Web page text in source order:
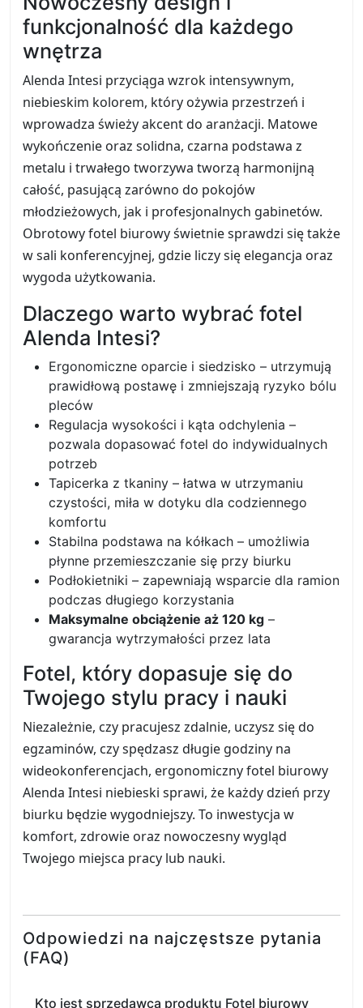
funkcjonalność dla każdego
wnętrza
Alenda Intesi przyciąga wzrok intensywnym,
niebieskim kolorem, który ożywia przestrzeń i
wprowadza świeży akcent do aranżacji. Matowe
wykończenie oraz solidna, czarna podstawa z
metalu i trwałego tworzywa tworzą harmonijną
całość, pasującą zarówno do pokojów
młodzieżowych, jak i profesjonalnych gabinetów.
Obrotowy fotel biurowy świetnie sprawdzi się także
w sali konferencyjnej, gdzie liczy się elegancja oraz
wygoda użytkowania.
Dlaczego warto wybrać fotel
Alenda Intesi?
Ergonomiczne oparcie i siedzisko – utrzymują
prawidłową postawę i zmniejszają ryzyko bólu
pleców
Regulacja wysokości i kąta odchylenia –
pozwala dopasować fotel do indywidualnych
potrzeb
Tapicerka z tkaniny – łatwa w utrzymaniu
czystości, miła w dotyku dla codziennego
komfortu
Stabilna podstawa na kółkach – umożliwia
płynne przemieszczanie się przy biurku
Podłokietniki – zapewniają wsparcie dla ramion
podczas długiego korzystania
Maksymalne obciążenie aż 120 kg –
gwarancja wytrzymałości przez lata
Fotel, który dopasuje się do
Twojego stylu pracy i nauki
Niezależnie, czy pracujesz zdalnie, uczysz się do
egzaminów, czy spędzasz długie godziny na
wideokonferencjach, ergonomiczny fotel biurowy
Alenda Intesi niebieski sprawi, że każdy dzień przy
biurku będzie wygodniejszy. To inwestycja w
komfort, zdrowie oraz nowoczesny wygląd
Twojego miejsca pracy lub nauki.
Odpowiedzi na najczęstsze pytania
(FAQ)
Kto jest sprzedawcą produktu Fotel biurowy